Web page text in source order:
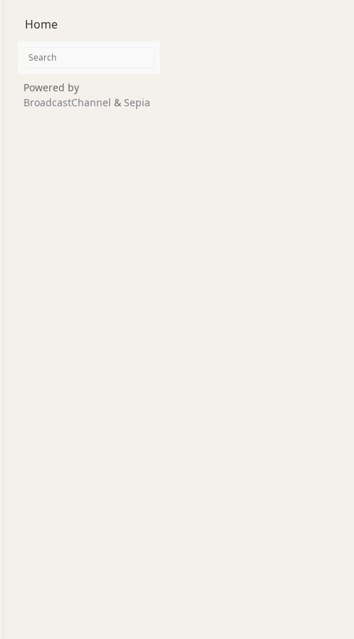
Home
Powered by
BroadcastChannel & Sepia